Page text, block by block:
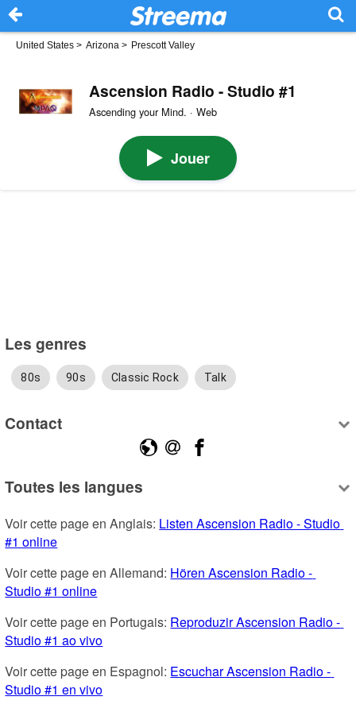
United States > Arizona > Prescott Valley
Ascension Radio - Studio #1
Ascending your Mind. · Web
Jouer
Les genres
80s 90s Classic Rock Talk
Contact
Toutes les langues
Voir cette page en Anglais: Listen Ascension Radio - Studio
#1 online
Voir cette page en Allemand: Hören Ascension Radio -
Studio #1 online
Voir cette page en Portugais: Reproduzir Ascension Radio -
Studio #1 ao vivo
Voir cette page en Espagnol: Escuchar Ascension Radio -
Studio #1 en vivo